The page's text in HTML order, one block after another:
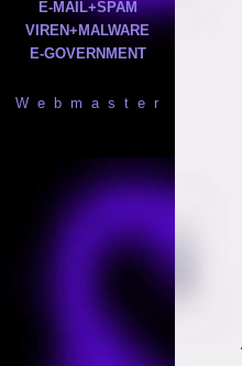
E-MAIL+SPAM
VIREN+MALWARE
E-GOVERNMENT
W e b m a s t e r